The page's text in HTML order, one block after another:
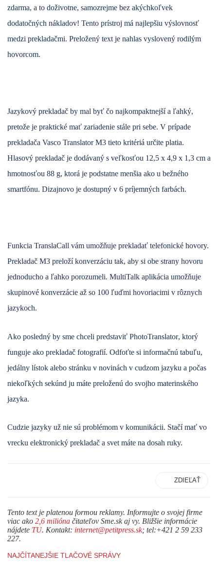
zdarma, a to doživotne, samozrejme bez akýchkoľvek
dodatočných nákladov! Tento prístroj má najlepšiu výslovnosť
medzi prekladačmi. Preložený text je nahlas vyslovený rodilým
hovorcom.
Jazykový prekladač by mal byť čo najkompaktnejší a ľahký,
pretože je praktické mať zariadenie stále pri sebe. V prípade
prekladača Vasco Translator M3 tieto kritériá určite platia.
Hlasový prekladač je dodávaný s veľkosťou 12,5 x 4,9 x 1,3 cm a
hmotnosťou 88 g, ktorá je podstatne menšia ako u bežného
smartfónu. Dizajnovo je dostupný v 6 príjemných farbách.
Funkcia TranslaCall vám umožňuje prekladať telefonické hovory.
Prekladač M3 preloží konverzáciu tak, aby si obe strany hovoru
jednoducho a ľahko porozumeli. MultiTalk aplikácia umožňuje
skupinové konverzácie až so 100 ľuďmi hovoriacimi v rôznych
jazykoch.
Ako posledný by sme chceli predstaviť PhotoTranslator, ktorý
funguje ako prekladač fotografií. Odfoťte si informačnú tabuľu,
jedálny lístok alebo stránku v novinách v cudzom jazyku a počas
niekoľkých sekúnd ju máte preloženú do svojho materinského
jazyka.
Cudzie jazyky už nie sú problémom v komunikácii. Stačí mať vo
vrecku elektronický prekladač a svet máte na dosah ruky.
ZDIEĽAŤ
Tento text je platenou formou reklamy. Informujte o svojej firme
viac ako 2,6 milióna čitateľov Sme.sk aj vy. Bližšie informácie
nájdete TU. Kontakt: internet@petitpress.sk; tel:+421 2 59 233
227.
NAJČÍTANEJŠIE TLAČOVÉ SPRÁVY